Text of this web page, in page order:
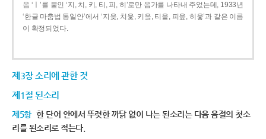
음 ‘ㅣ’를 붙인 ‘지, 치, 키, 티, 피, 히’로만 음가를 나타내 주었는데, 1933년
‘한글 마춤법 통일안’에서 ‘지읒, 치읓, 키읔, 티읕, 피읖, 히읗’과 같은 이름
이 확정되었다.
제3장 소리에 관한 것
제1절 된소리
제5항 한 단어 안에서 뚜렷한 까닭 없이 나는 된소리는 다음 음절의 첫소
리를 된소리로 적는다.